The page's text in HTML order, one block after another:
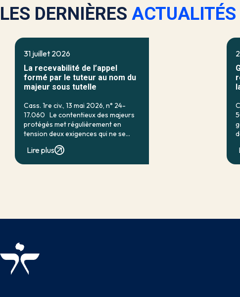
LES DERNIÈRES ACTUALITÉS
31 juillet 2026
La recevabilité de l’appel
formé par le tuteur au nom du
majeur sous tutelle
Cass. 1re civ., 13 mai 2026, n° 24-
17.060 Le contentieux des majeurs
protégés met régulièrement en
tension deux exigences qui ne se
côté, la nécessité d’assurer une
Lire plus